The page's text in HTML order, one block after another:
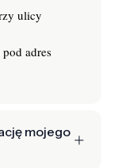
ulicy
adres
mojego